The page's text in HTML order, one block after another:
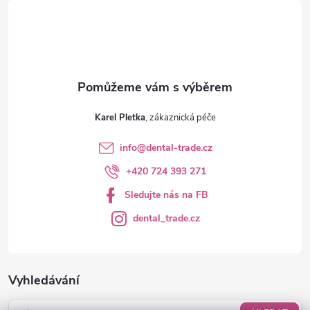
Vyhledávání
Karel Pletka
info@dental-trade.cz
+420 724 393 271
Sledujte nás na FB
dental_trade.cz